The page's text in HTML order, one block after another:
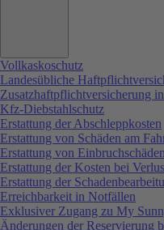
Vollkaskoschutz
Landesübliche
Zusatzhaftpflichtversicherung
Kfz-Diebstahlschutz
Erstattung der Abschleppkosten
Erstattung von Schäden am
Erstattung von
Erstattung der Kosten bei
Erstattung der
Erreichbarkeit in Notfällen
Exklusiver Zugang zu My
Änderungen der Reservierung